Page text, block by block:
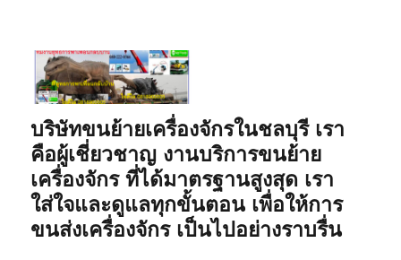
บริษัทขนย้ายเครื่องจักรในชลบุรี เรา
คือผู้เชี่ยวชาญ งานบริการขนย้าย
เครื่องจักร ที่ได้มาตรฐานสูงสุด เรา
ใส่ใจและดูแลทุกขั้นตอน เพื่อให้การ
ขนส่งเครื่องจักร เป็นไปอย่างราบรื่น